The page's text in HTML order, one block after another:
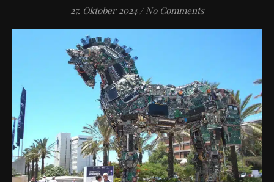
27. Oktober 2024 / No Comments